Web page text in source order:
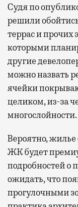
Судя по
решили
террас и
которыми
другие
можно назвать
ячейки
целиком, из-за
многослойности.
Вероятно, жилье
ЖК будет
подробностей о
ожидать, что
прогулочными